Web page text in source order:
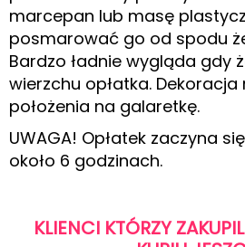
marcepan lub masę
posmarować go od spodu
Bardzo ładnie wygląda gdy
wierzchu opłatka.
położenia na galaretkę.
UWAGA! Opłatek zaczyna
około 6 godzinach.
KLIENCI KTÓRZY